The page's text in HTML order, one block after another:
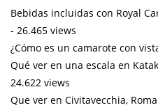
Bebidas incluidas con Royal
- 26.465 views
¿Cómo es un camarote con
Qué ver en una escala en
24.622 views
Que ver en Civitavecchia, Roma